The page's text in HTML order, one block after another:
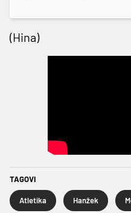
(Hina)
TAGOVI
Atletika Hanžek